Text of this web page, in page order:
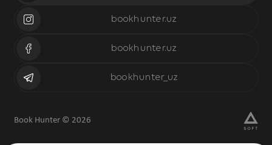
bookhunter.uz
bookhunter.uz
bookhunter_uz
Book Hunter © 2026